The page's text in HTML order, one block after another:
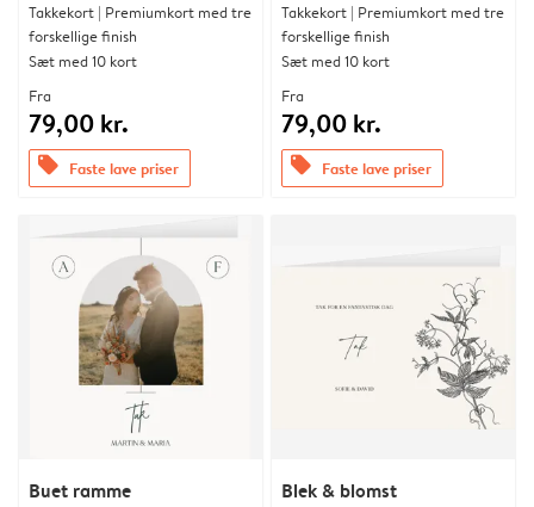
Takkekort | Premiumkort med tre
forskellige finish
Sæt med 10 kort
Fra
79,00 kr.
offers Faste lave priser
Takkekort | Premiumkort med tre
forskellige finish
Sæt med 10 kort
Fra
79,00 kr.
offers Faste lave priser
Buet ramme Blek & blomst